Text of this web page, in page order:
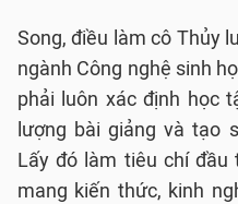
Song, điều làm cô Thủy
ngành Công nghệ sinh
phải luôn xác định học
lượng bài giảng và tạo
Lấy đó làm tiêu chí đầu
mang kiến thức, kinh